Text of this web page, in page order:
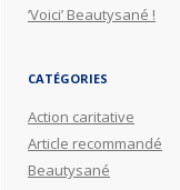
‘Voici’ Beautysané !
CATÉGORIES
Action caritative
Article recommandé
Beautysané